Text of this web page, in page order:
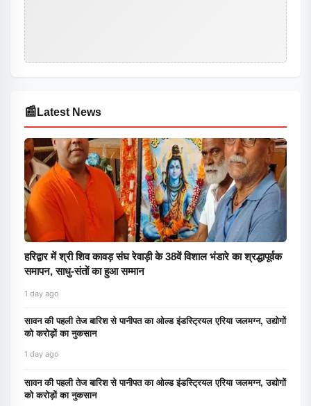
📰 Latest News
हरिद्वार में श्री शिव कावड़ संघ रेवाड़ी के 38वें विशाल भंडारे का श्रद्धापूर्वक
समापन, साधु-संतों का हुआ सम्मान
1 day ago
सावन की पहली तेज बारिश से पानीपत का ओल्ड इंडस्ट्रियल एरिया जलमग्न, उद्योगों
को करोड़ों का नुकसान
1 day ago
सावन की पहली तेज बारिश से पानीपत का ओल्ड इंडस्ट्रियल एरिया जलमग्न, उद्योगों
को करोड़ों का नुकसान